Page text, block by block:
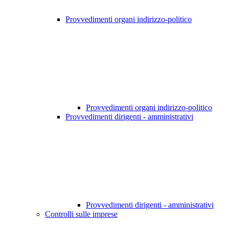
Provvedimenti organi indirizzo-politico
Provvedimenti organi indirizzo-politico
Provvedimenti dirigenti - amministrativi
Provvedimenti dirigenti - amministrativi
Controlli sulle imprese